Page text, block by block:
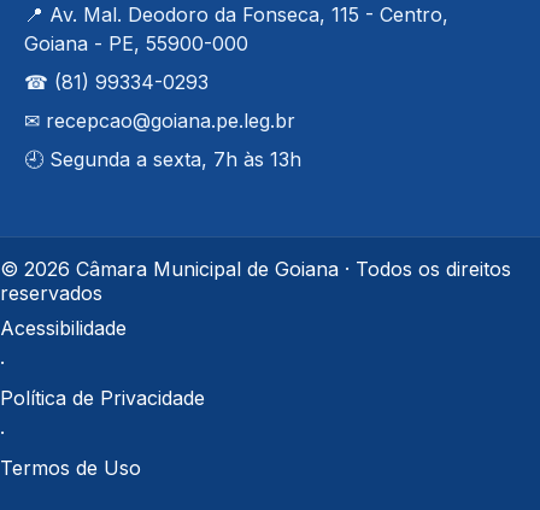
📍 Av. Mal. Deodoro da Fonseca, 115 - Centro,
Goiana - PE, 55900-000
☎ (81) 99334-0293
✉ recepcao@goiana.pe.leg.br
🕘 Segunda a sexta, 7h às 13h
© 2026 Câmara Municipal de Goiana · Todos os direitos
reservados
Acessibilidade
·
Política de Privacidade
·
Termos de Uso